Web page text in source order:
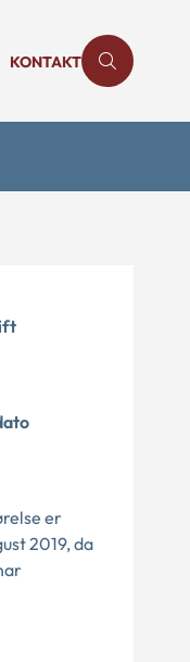
KONTAKT
er
2019, da